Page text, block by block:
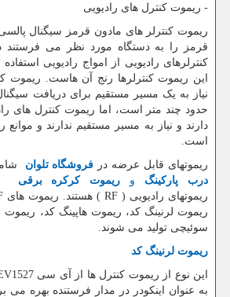
- ریموت کنترل های رادیویی
ریموت کنترلر های مادون قرمز سیگنال
قرمز را به دستگاه مورد نظر می
کنترلرهای رادیویی از امواج رادیویی
این ریموت کنترلرها رنج آن هاست. ریموت
نیاز به یک مسیر مستقیم برای دریافت
حدود چند متر است، اما ریموت کنترل های
دارند و نیاز به مسیر مستقیم ندارند و موانع
است.
ریموتهای قابل عرضه در فروشگاه تلوان
درب پارکینگ و ریموت کرکره برقی
ریموتهای رادیویی ( RF ) هستند. ریموت های
ریموت لرنینگ کد، ریموت هاپینگ کد،
سوئیچی تولید می شوند.
ریموت لرنینگ کد
این نوع از ریموت کنترل ها از آی سی
به عنوان اینکودر در مدار فرستنده بهره می